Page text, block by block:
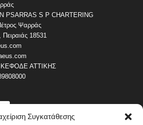
Συγκατάθεσης
PSARRAS S P CHARTERING
Ψαρράς
18531
ΑΤΤΙΚΗΣ
4486